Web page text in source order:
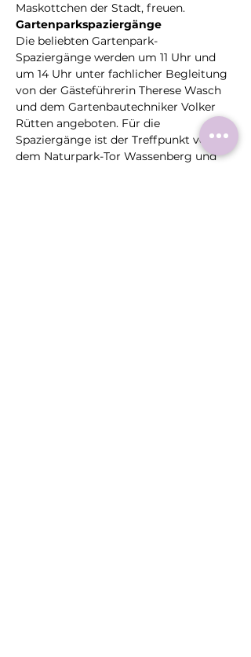
Maskottchen der Stadt, freuen.
Die beliebten Gartenpark-
Spaziergänge werden um 11 Uhr und
um 14 Uhr unter fachlicher Begleitung
von der Gästeführerin Therese Wasch
und dem Gartenbautechniker Volker
Rütten angeboten. Für die
Spaziergänge ist der Treffpunkt vor
dem Naturpark-Tor Wassenberg und